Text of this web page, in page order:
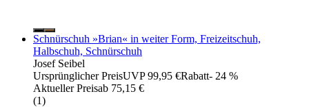
Schnürschuh »Brian« in weiter Form, Freizeitschuh,
Halbschuh, Schnürschuh
Josef Seibel
Ursprünglicher PreisUVP 99,95 €Rabatt- 24 %
Aktueller Preisab 75,15 €
(1)